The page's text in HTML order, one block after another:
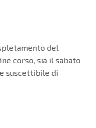
del
corso, sia il sabato
suscettibile di